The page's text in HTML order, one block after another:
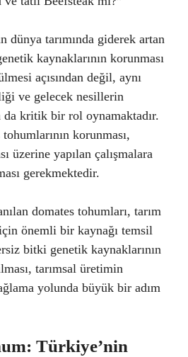
dünya tarımında giderek artan
kaynaklarının korunması
açısından değil, aynı
ve gelecek nesillerin
da kritik bir rol oynamaktadır.
korunması,
üzerine yapılan çalışmalara
gerekmektedir.
domates tohumları, tarım
önemli bir kaynağı temsil
bitki genetik kaynaklarının
tarımsal üretimin
yolunda büyük bir adım
Türkiye’nin